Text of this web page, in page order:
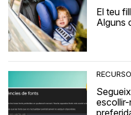
El teu
Alguns